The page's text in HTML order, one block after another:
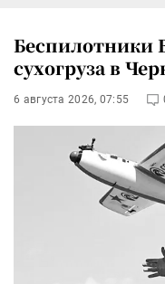
Беспилотники
сухогруза в
6 августа 2026, 07:55